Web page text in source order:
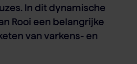
In dit dynamische
Rooi een belangrijke
van varkens- en